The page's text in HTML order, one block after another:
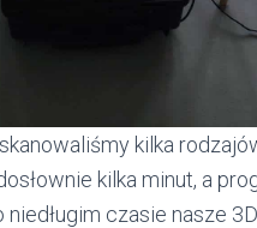
kilka
kilka minut, a
czasie nasze